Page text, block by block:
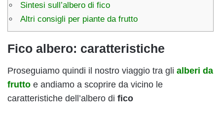
Sintesi sull’albero di fico
Altri consigli per piante da frutto
Fico albero: caratteristiche
Proseguiamo quindi il nostro viaggio tra gli alberi da
frutto e andiamo a scoprire da vicino le
caratteristiche dell’albero di fico